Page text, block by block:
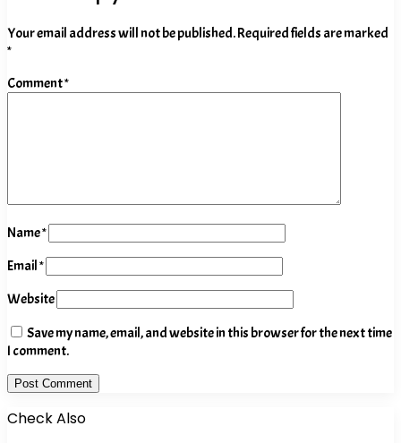
Your email address will not be published.Required fields are marked
*
Comment*
Name*
Email*
Website
Save my name, email, and website in this browser for the next time
I comment.
Check Also